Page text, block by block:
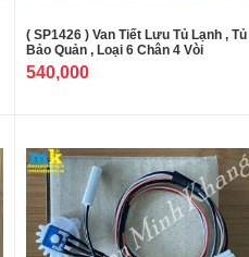
( SP1426 ) Van Tiết Lưu Tủ Lạnh , Tủ
Bảo Quản , Loại 6 Chân 4 Vòi
540,000